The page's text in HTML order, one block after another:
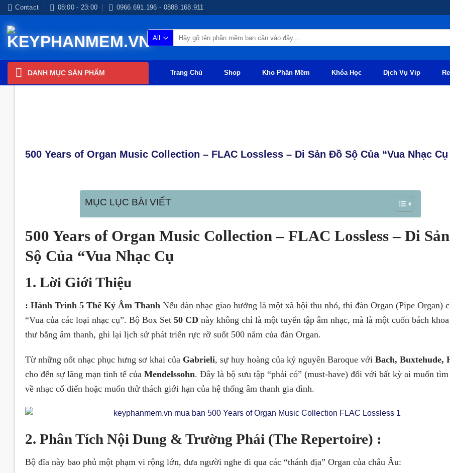
Skip
content
Contact 08:00 - 23:00 0966.691.196 - 0888.168.911
kiếm:
DANH MỤC SẢN PHẨM Trang Chủ Shop Kho Phần Mềm Khóa Học Dịch Vụ Vip
NHẠC HIRES QUỐC TẾ
500 Years of Organ Music Collection – FLAC Lossless – Di Sản Đồ Sộ Của “Vua Nhạc Cụ
MỤC LỤC BÀI VIẾT
500 Years of Organ Music Collection – FLAC Lossless – Di
Sộ Của “Vua Nhạc Cụ
1. Lời Giới Thiệu
: Hành Trình 5 Thế Kỷ Âm Thanh Nếu dàn nhạc giao hưởng là một xã hội thu nhỏ, thì đàn Organ (Pipe Organ)
“Vua của các loại nhạc cụ”. Bộ Box Set 50 CD này không chỉ là một tuyển tập âm nhạc, mà là một cuốn bách
thư bằng âm thanh, ghi lại lịch sử phát triển rực rỡ suốt 500 năm của đàn Organ.
Từ những nốt nhạc phục hưng sơ khai của Gabrieli, sự huy hoàng của kỷ nguyên Baroque với Bach, Buxtehude,
cho đến sự lãng mạn tinh tế của Mendelssohn. Đây là bộ sưu tập “phải có” (must-have) đối với bất kỳ ai muốn tìm
về nhạc cổ điển hoặc muốn thử thách giới hạn của hệ thống âm thanh gia đình.
2. Phân Tích Nội Dung & Trường Phái (The Repertoire) :
Bộ đĩa này bao phủ một phạm vi rộng lớn, đưa người nghe đi qua các “thánh địa” Organ của châu Âu: